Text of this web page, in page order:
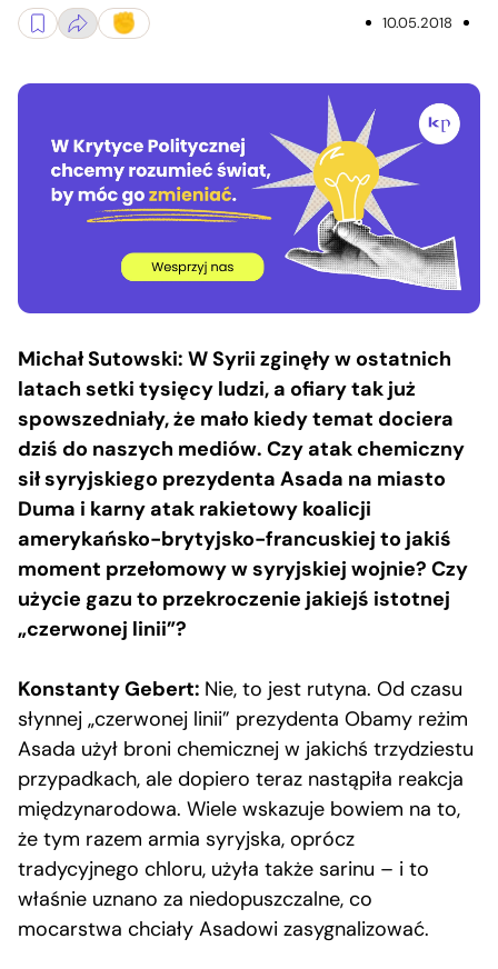
10.05.2018
Michał Sutowski: W Syrii zginęły w ostatnich
latach setki tysięcy ludzi, a ofiary tak już
spowszedniały, że mało kiedy temat dociera
dziś do naszych mediów. Czy atak chemiczny
sił syryjskiego prezydenta Asada na miasto
Duma i karny atak rakietowy koalicji
amerykańsko-brytyjsko-francuskiej to jakiś
moment przełomowy w syryjskiej wojnie? Czy
użycie gazu to przekroczenie jakiejś istotnej
„czerwonej linii”?
Konstanty Gebert: Nie, to jest rutyna. Od czasu
słynnej „czerwonej linii” prezydenta Obamy reżim
Asada użył broni chemicznej w jakichś trzydziestu
przypadkach, ale dopiero teraz nastąpiła reakcja
międzynarodowa. Wiele wskazuje bowiem na to,
że tym razem armia syryjska, oprócz
tradycyjnego chloru, użyła także sarinu – i to
właśnie uznano za niedopuszczalne, co
mocarstwa chciały Asadowi zasygnalizować.